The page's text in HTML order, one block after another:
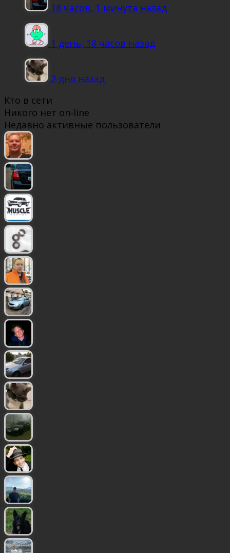
18 часов, 1 минута назад
1 день, 18 часов назад
2 дня назад
Кто в сети
Никого нет on-line
Недавно активные пользователи